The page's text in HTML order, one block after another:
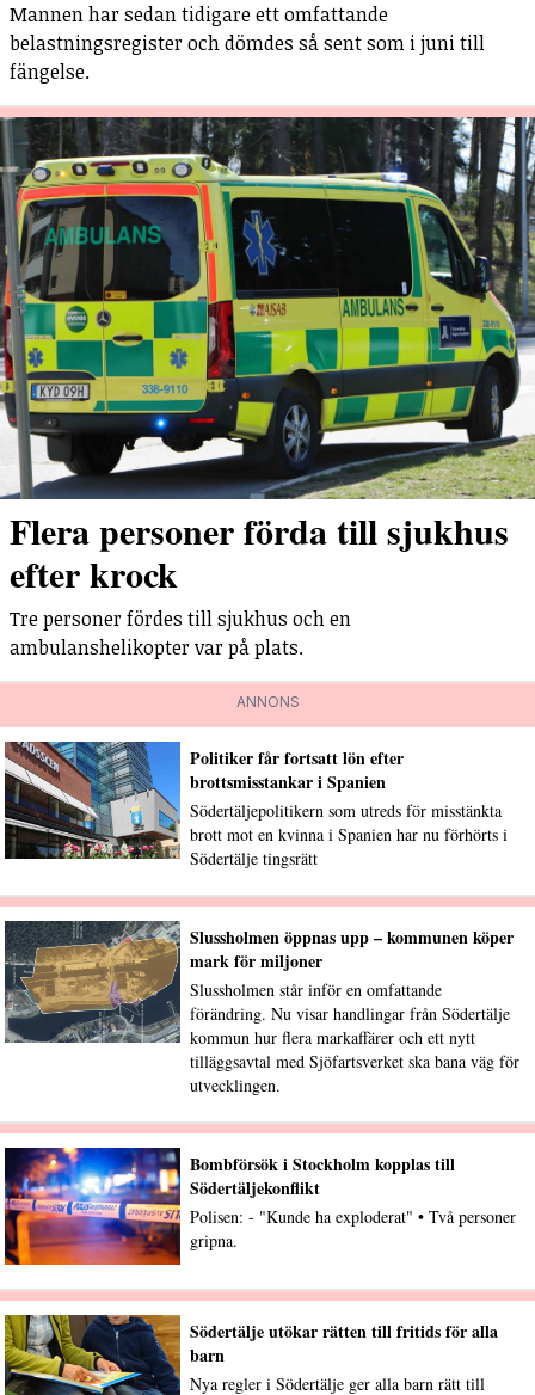
Mannen har sedan tidigare ett omfattande
belastningsregister och dömdes så sent som i juni till
fängelse.
Flera personer förda till sjukhus
efter krock
Tre personer fördes till sjukhus och en
ambulanshelikopter var på plats.
ANNONS
Politiker får fortsatt lön efter
brottsmisstankar i Spanien
Södertäljepolitikern som utreds för misstänkta
brott mot en kvinna i Spanien har nu förhörts i
Södertälje tingsrätt
Slussholmen öppnas upp – kommunen köper
mark för miljoner
Slussholmen står inför en omfattande
förändring. Nu visar handlingar från Södertälje
kommun hur flera markaffärer och ett nytt
tilläggsavtal med Sjöfartsverket ska bana väg för
utvecklingen.
Bombförsök i Stockholm kopplas till
Södertäljekonflikt
Polisen: - "Kunde ha exploderat" • Två personer
gripna.
Södertälje utökar rätten till fritids för alla
barn
Nya regler i Södertälje ger alla barn rätt till